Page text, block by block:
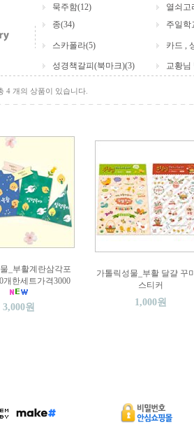
묵주함(12) 열쇠고
종(34)
주일학
스카폴라(5) 카드 ,
성경책갈피(북마크)(3)
교황님
4 개의 상품이 있습니다.
_부활계란삼각포
개한세트가격3000
3,000원
가톨릭성물_부활 달걀 꾸
스티커
1,000원